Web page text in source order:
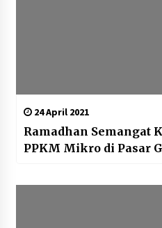
24 April 2021
Ramadhan Semangat
PPKM Mikro di Pasar